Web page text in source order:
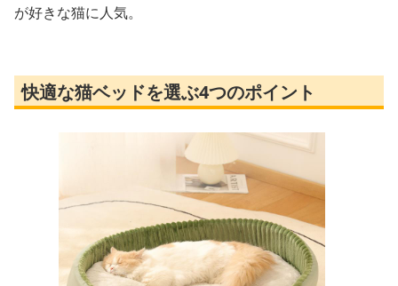
が好きな猫に人気。
快適な猫ベッドを選ぶ4つのポイント